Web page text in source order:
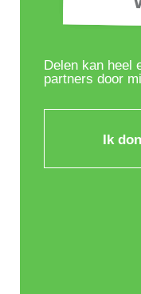
Delen kan heel
partners door
Ik